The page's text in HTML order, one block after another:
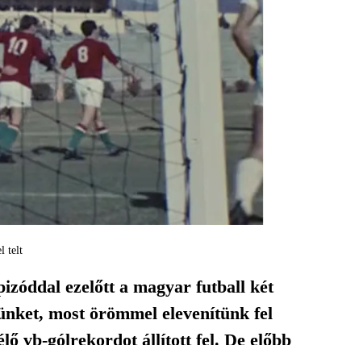
telt
ezelőtt a magyar futball két
most örömmel elevenítünk fel
vb-gólrekordot állított fel. De előbb